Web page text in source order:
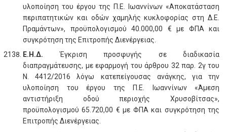
υλοποίηση του έργου της Π.Ε. Ιωαννίνων «Αποκατάσταση
περιπατητικών και οδών χαμηλής κυκλοφορίας στη Δ.Ε.
Πραμάντων», προϋπολογισμού 40.000,00 € με ΦΠΑ και
συγκρότηση της Επιτροπής Διενέργειας.
Ε.Η.Δ.Έγκριση προσφυγής σε διαδικασία
διαπραγμάτευσης, με εφαρμογή του άρθρου 32 παρ. 2γ του
Ν. 4412/2016 λόγω κατεπείγουσας ανάγκης, για την
υλοποίηση του έργου της Π.Ε. Ιωαννίνων «Άμεση
αντιστήριξη οδού περιοχής Χρυσοβίτσας»,
προϋπολογισμού 65.720,00 € με ΦΠΑ και συγκρότηση της
Επιτροπής Διενέργειας.